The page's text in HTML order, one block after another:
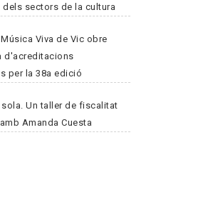
sectors de la cultura
Viva de Vic obre
d'acreditacions
per la 38a edició
Un taller de fiscalitat
Amanda Cuesta